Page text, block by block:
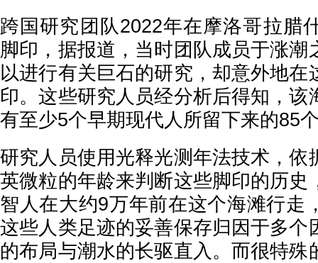
跨国研究团队2022年在摩洛哥拉腊
脚印，据报道，当时团队成员于涨潮
以进行有关巨石的研究，却意外地在
印。这些研究人员经分析后得知，该
有至少5个早期现代人所留下来的85
研究人员使用光释光测年法技术，依
英微粒的年龄来判断这些脚印的历史
智人在大约9万年前在这个海滩行走
这些人类足迹的妥善保存归因于多个
的布局与潮水的长驱直入。而很特殊